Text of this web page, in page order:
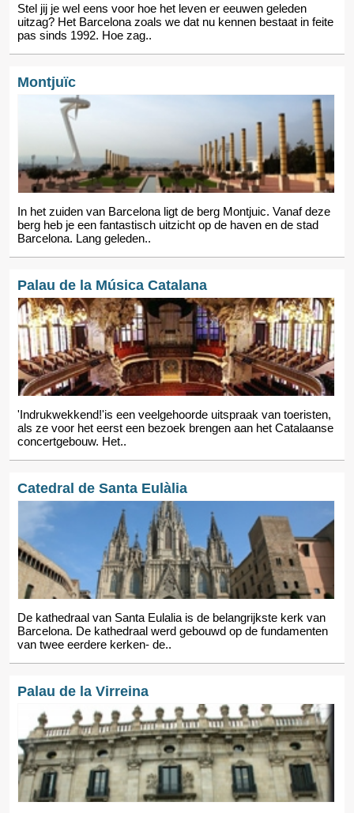
Stel jij je wel eens voor hoe het leven er eeuwen geleden
uitzag? Het Barcelona zoals we dat nu kennen bestaat in feite
pas sinds 1992. Hoe zag..
Montjuïc
In het zuiden van Barcelona ligt de berg Montjuic. Vanaf deze
berg heb je een fantastisch uitzicht op de haven en de stad
Barcelona. Lang geleden..
Palau de la Música Catalana
'Indrukwekkend!'is een veelgehoorde uitspraak van toeristen,
als ze voor het eerst een bezoek brengen aan het Catalaanse
concertgebouw. Het..
Catedral de Santa Eulàlia
De kathedraal van Santa Eulalia is de belangrijkste kerk van
Barcelona. De kathedraal werd gebouwd op de fundamenten
van twee eerdere kerken- de..
Palau de la Virreina